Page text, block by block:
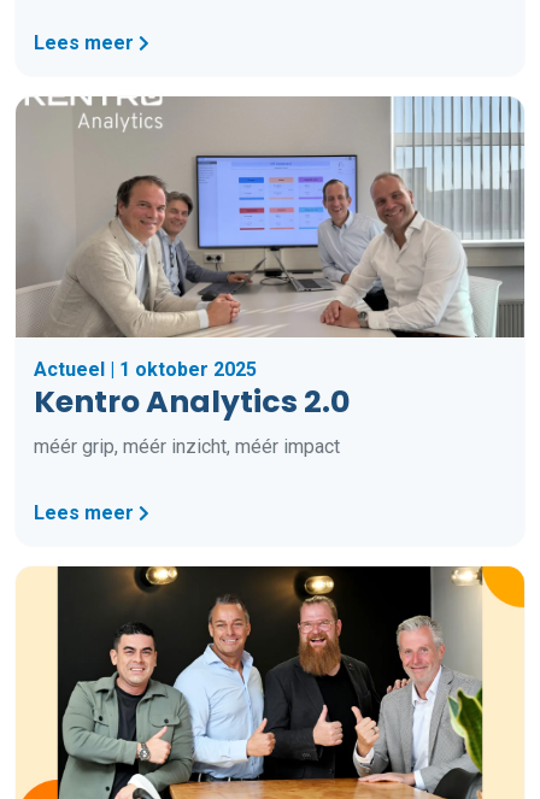
Lees meer
Actueel | 1 oktober 2025
Kentro Analytics 2.0
méér grip, méér inzicht, méér impact
Lees meer